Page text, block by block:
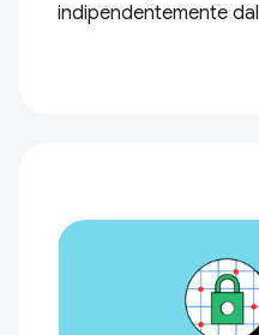
indipendentemente